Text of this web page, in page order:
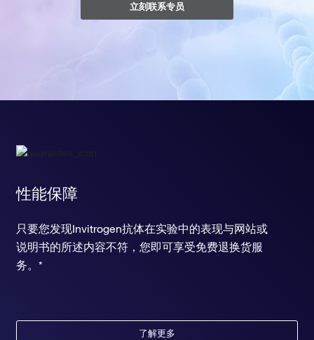
立刻联系专员
性能保障
只要您发现Invitrogen抗体在实验中的表现与网站或
说明书的所述内容不符，您即可享受免费退换货服
务。*
了解更多